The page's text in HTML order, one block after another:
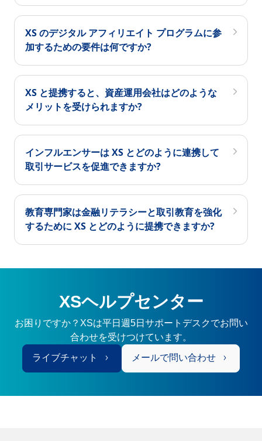
XS のデジタル アフィリエイト プログラムに参
加するための要件は何ですか?
XS と提携すると、資産運用会社はどのような
メリットを受けられますか?
インフルエンサーは XS とどのように連携して
取引サービスを促進できますか?
教育専門家は金融リテラシーと取引教育を強化
するために XS とどのように提携できますか?
XSヘルプセンター
お困りですか？XSは平日週5日サポートデスクでお問い
合わせを受けつけています。
ライブチャット メールで問い合わせ